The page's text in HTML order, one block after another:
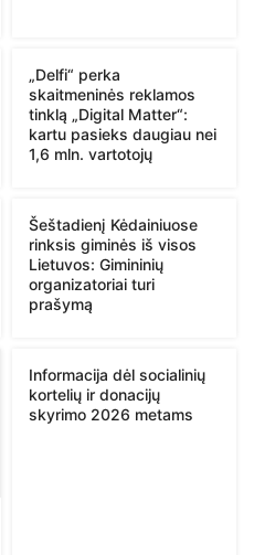
„Delfi“ perka
skaitmeninės reklamos
tinklą „Digital Matter“:
kartu pasieks daugiau nei
1,6 mln. vartotojų
Šeštadienį Kėdainiuose
rinksis giminės iš visos
Lietuvos: Gimininių
organizatoriai turi
prašymą
Informacija dėl socialinių
kortelių ir donacijų
skyrimo 2026 metams